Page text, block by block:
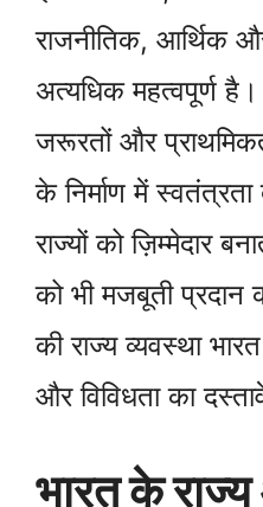
राजनीतिक, आर्थिक
अत्यधिक महत्वपूर्ण है।
जरूरतों और
के निर्माण में
राज्यों को ज़िम्मेदार
को भी मजबूती
की राज्य व्यवस्था
और विविधता का
भारत के